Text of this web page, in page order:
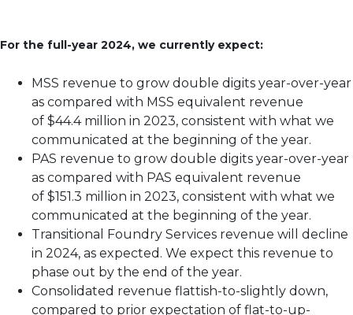
For the full-year 2024, we currently expect:
MSS revenue to grow double digits year-over-year
as compared with MSS equivalent revenue
of $44.4 million in 2023, consistent with what we
communicated at the beginning of the year.
PAS revenue to grow double digits year-over-year
as compared with PAS equivalent revenue
of $151.3 million in 2023, consistent with what we
communicated at the beginning of the year.
Transitional Foundry Services revenue will decline
in 2024, as expected. We expect this revenue to
phase out by the end of the year.
Consolidated revenue flattish-to-slightly down,
compared to prior expectation of flat-to-up-